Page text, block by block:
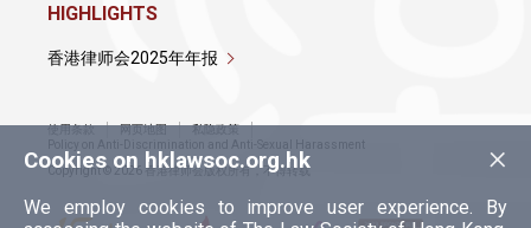
×
Cookies on hklawsoc.org.hk
We employ cookies to improve user experience. By
HIGHLIGHTS
香港律师会2025年年报
使用条款 网页地图
私隐政策
Policy on Anti-Discrimination and Anti-Sexual Harassment
Copyright © 2026 香港律师会版权所有，不得转载